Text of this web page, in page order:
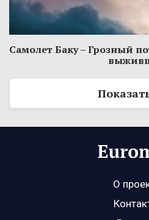
Самолет Баку – Грозный
О